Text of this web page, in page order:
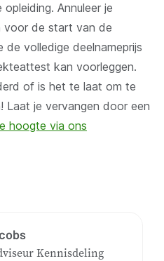
Annuleer je
voor de start van de
de volledige deelnameprijs
kan voorleggen.
of is het te laat om te
Laat je vervangen door een
hoogte via ons
Kennisdeling